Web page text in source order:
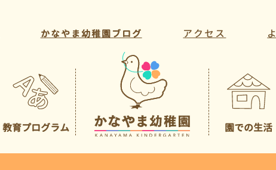
かなやま幼稚園ブログ アクセス
教育プログラム
教育活動
園での生活
一日の様子